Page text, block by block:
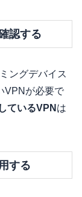
認する
ングデバイス
VPNが必要で
ているVPN は
する